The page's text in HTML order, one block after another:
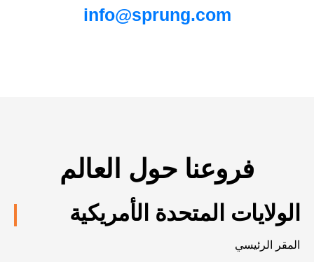
info@sprung.com
فروعنا حول العالم
الولايات المتحدة الأمريكية
المقر الرئيسي